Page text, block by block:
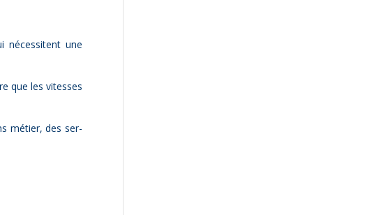
né­ces­sitent une
que les vi­tesses
mé­tier, des ser­